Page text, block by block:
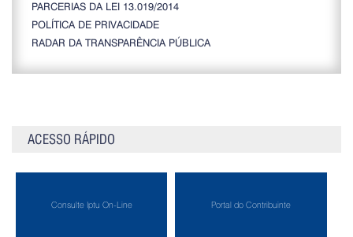
PARCERIAS DA LEI 13.019/2014
POLÍTICA DE PRIVACIDADE
RADAR DA TRANSPARÊNCIA PÚBLICA
ACESSO RÁPIDO
Consulte Iptu On-Line Portal do Contribuinte